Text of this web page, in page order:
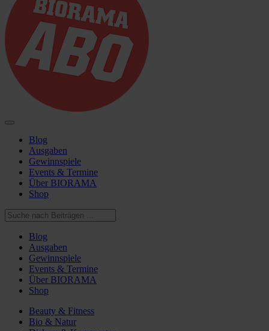
Blog
Ausgaben
Gewinnspiele
Events & Termine
Über BIORAMA
Shop
Blog
Ausgaben
Gewinnspiele
Events & Termine
Über BIORAMA
Shop
Beauty & Fitness
Bio & Natur